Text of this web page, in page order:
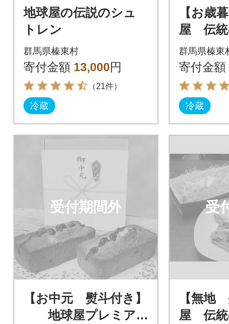
地球屋の伝説のシュ
トレン
群馬県榛東村
寄付金額 13,000円
（21件）
冷蔵
【お歳
屋 伝統
ン
群馬県榛東
寄付金額
冷蔵
受付期間外
【お中元 熨斗付き】
地球屋プレミア
受
【無地
屋 伝統